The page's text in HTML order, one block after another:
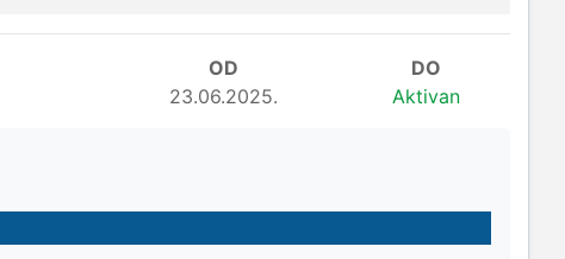
OD
DO
23.06.2025. Aktivan